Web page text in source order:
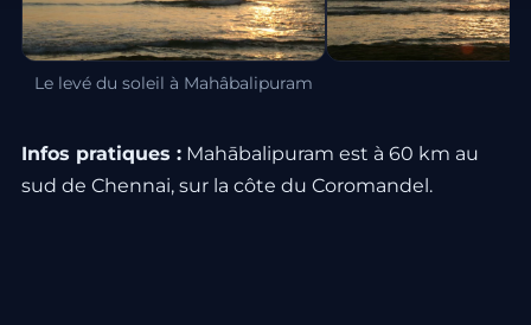
Le levé du soleil à Mahâbalipuram
Infos pratiques : Mahābalipuram est à 60 km au
sud de Chennai, sur la côte du Coromandel.